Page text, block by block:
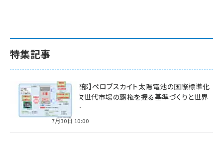
特集記事
特集【第2部】ペロブスカイト太陽電池の国際標準化
戦略 ― 次世代市場の覇権を握る基準づくりと世界
の動向 ―
7月30日 10:00